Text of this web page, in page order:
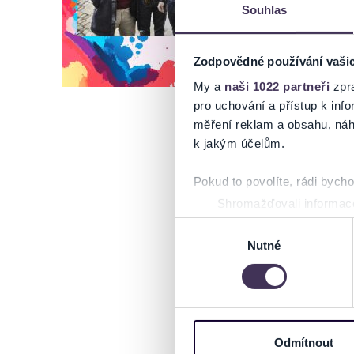
Souhlas
Zodpovědné používání
My a naši 1022 partneři
pro uchování a přístup k
měření reklam a obsahu,
k jakým účelům.
Pokud to povolíte, rádi
Shromažďovali
Identifikovali vaše
Zjistěte více o tom, jak
můžete kdykoliv změnit
informace o vašem zařízení
osobní údaje. Získané
Nutné
Odmítnout